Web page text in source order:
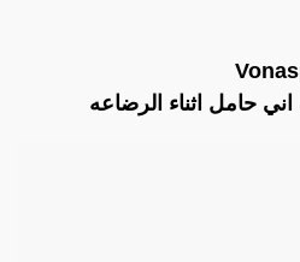
حامل اثناء الرضاعه